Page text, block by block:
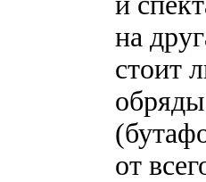
на
стоит
от